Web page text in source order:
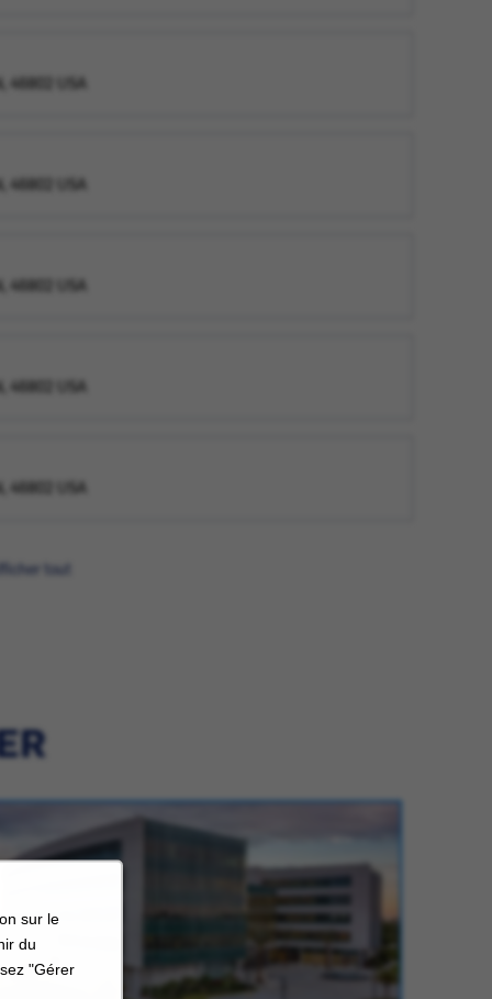
sur le
du
"Gérer
46802 USA
46802 USA
46802 USA
46802 USA
46802 USA
tout